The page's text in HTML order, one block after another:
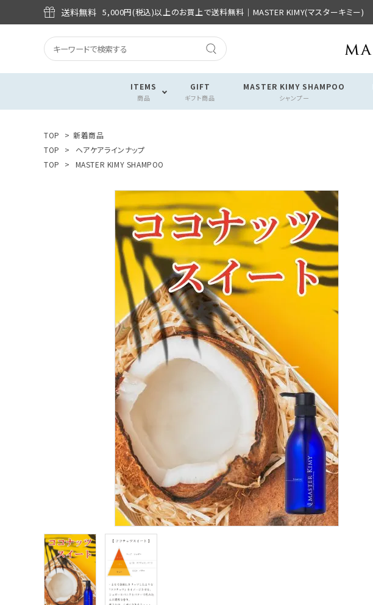
送料無料 5,000円(税込)以上のお買上で送料無料│MASTER KIMY(マスターキミー)
ITEMS
商品
GIFT
ギフト商品
MASTER KIMY SHAMPOO
シャンプー
TOP > 新着商品
TOP
>
ヘアケアラインナップ
TOP
> MASTER KIMY SHAMPOO